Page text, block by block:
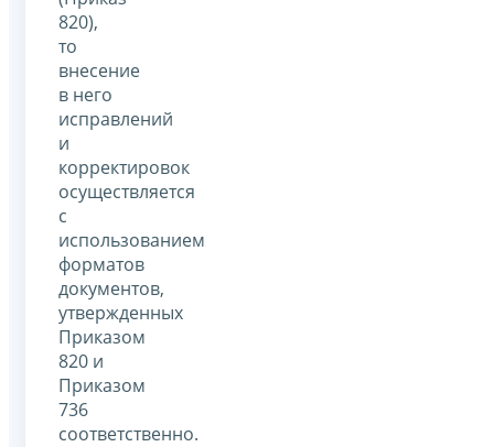
820),
то
внесение
в него
исправлений
и
корректировок
осуществляется
с
использованием
форматов
документов,
утвержденных
Приказом
820 и
Приказом
736
соответственно.